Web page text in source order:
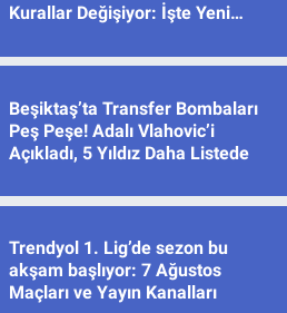
Kurallar Değişiyor: İşte Yeni
Beşiktaş’ta Transfer Bombaları
Peş Peşe! Adalı Vlahovic’i
Açıkladı, 5 Yıldız Daha Listede
Trendyol 1. Lig’de sezon bu
akşam başlıyor: 7 Ağustos
Maçları ve Yayın Kanalları